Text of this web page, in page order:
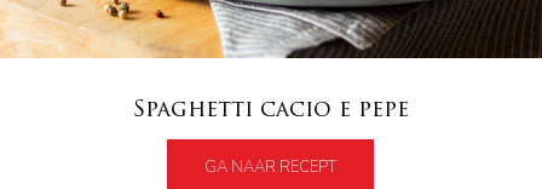
Spaghetti cacio e pepe
GA NAAR RECEPT